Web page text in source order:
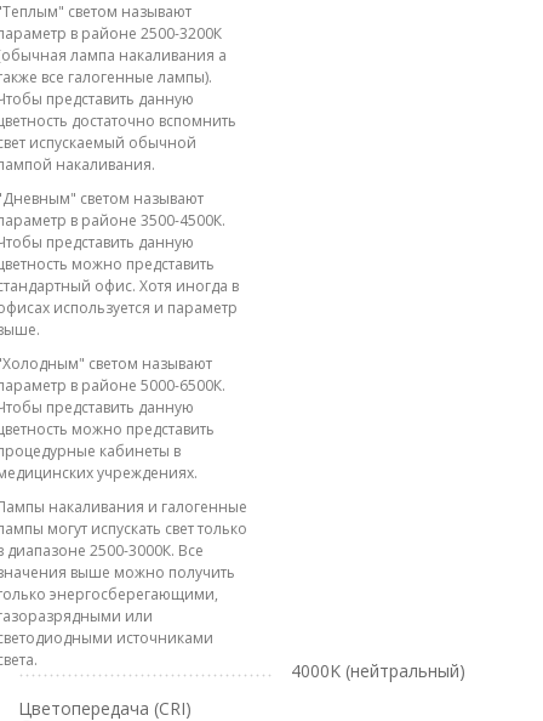
светом называют
в районе 2500-3200К
лампа накаливания а
все галогенные лампы).
представить данную
достаточно вспомнить
испускаемый обычной
накаливания.
светом называют
в районе 3500-4500К.
представить данную
можно представить
офис. Хотя иногда в
используется и параметр
светом называют
в районе 5000-6500К.
представить данную
можно представить
кабинеты в
учреждениях.
накаливания и галогенные
могут испускать свет только
диапазоне 2500-3000К. Все
выше можно получить
энергосберегающими,
или
источниками
4000K (нейтральный)
Цветопередача (CRI)